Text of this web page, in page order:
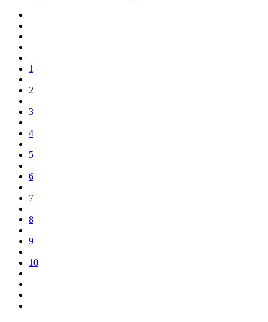
1
2
3
4
5
6
7
8
9
10